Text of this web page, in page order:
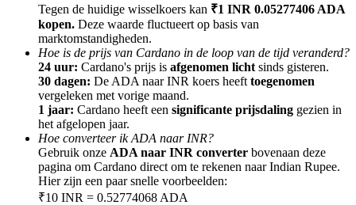
BTC Welcome Rewards
Deposit & Trade BTC to Share 25000 USDT prize pool!
Tegen de huidige wisselkoers kan ₹1 INR 0.05277406 ADA
kopen. Deze waarde fluctueert op basis van
marktomstandigheden.
Hoe is de prijs van Cardano in de loop van de tijd veranderd?
24 uur: Cardano's prijs is afgenomen licht sinds gisteren.
30 dagen: De ADA naar INR koers heeft toegenomen
vergeleken met vorige maand.
1 jaar: Cardano heeft een significante prijsdaling gezien in
het afgelopen jaar.
Hoe converteer ik ADA naar INR?
Gebruik onze ADA naar INR converter bovenaan deze
pagina om Cardano direct om te rekenen naar Indian Rupee.
Hier zijn een paar snelle voorbeelden:
₹10 INR = 0.52774068 ADA